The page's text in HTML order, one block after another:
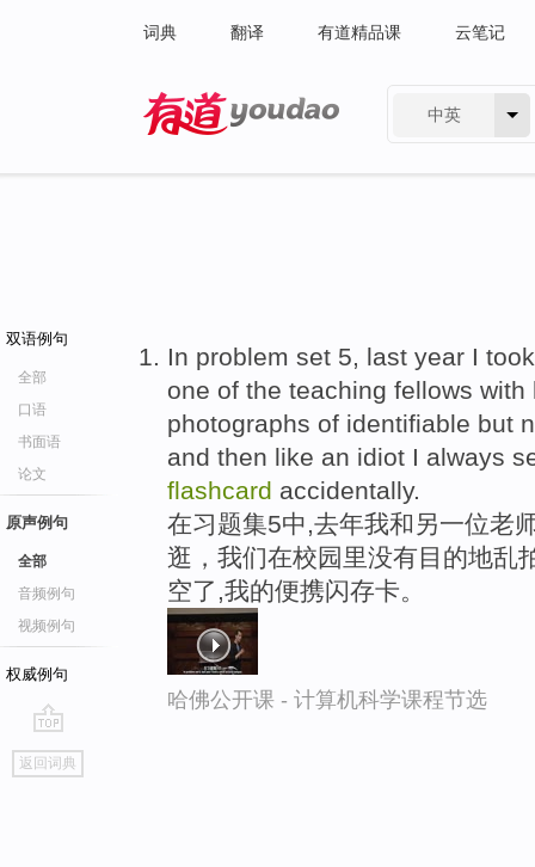
词典 翻译 有道精品课 云笔记
中英
双语例句
全部
口语
书面语
论文
原声例句
全部
音频例句
视频例句
权威例句
go
top
返回词典
In problem set 5, last year I
one of the teaching fellows
photographs of identifiable but
and then like an idiot I always
flashcard accidentally.
在习题集5中,去年我和另一位老
逛，我们在校园里没有目的地乱
空了,我的便携闪存卡。
哈佛公开课 - 计算机科学课程节选